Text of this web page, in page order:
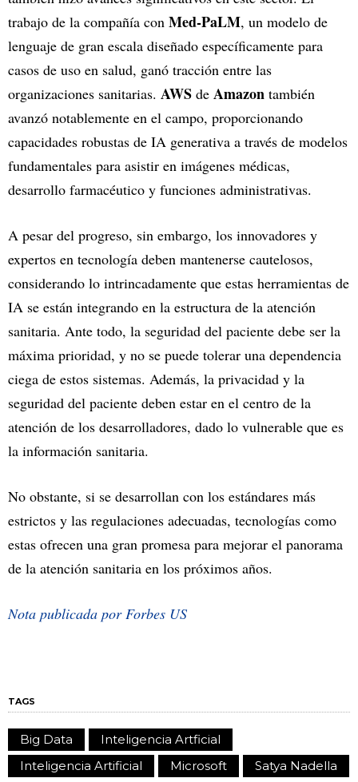
trabajo de la compañía con Med-PaLM, un modelo de
lenguaje de gran escala diseñado específicamente para
casos de uso en salud, ganó tracción entre las
organizaciones sanitarias. AWS de Amazon también
avanzó notablemente en el campo, proporcionando
capacidades robustas de IA generativa a través de modelos
fundamentales para asistir en imágenes médicas,
desarrollo farmacéutico y funciones administrativas.
A pesar del progreso, sin embargo, los innovadores y
expertos en tecnología deben mantenerse cautelosos,
considerando lo intrincadamente que estas herramientas de
IA se están integrando en la estructura de la atención
sanitaria. Ante todo, la seguridad del paciente debe ser la
máxima prioridad, y no se puede tolerar una dependencia
ciega de estos sistemas. Además, la privacidad y la
seguridad del paciente deben estar en el centro de la
atención de los desarrolladores, dado lo vulnerable que es
la información sanitaria.
No obstante, si se desarrollan con los estándares más
estrictos y las regulaciones adecuadas, tecnologías como
estas ofrecen una gran promesa para mejorar el panorama
de la atención sanitaria en los próximos años.
Nota publicada por Forbes US
TAGS
Big Data
Inteligencia Artficial
Inteligencia Artificial
Microsoft Satya Nadella